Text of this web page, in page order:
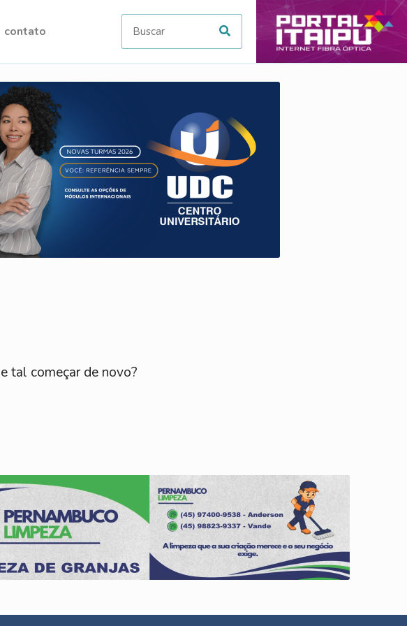
contato
tal começar de novo?